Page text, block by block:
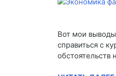
Вот мои
справиться с